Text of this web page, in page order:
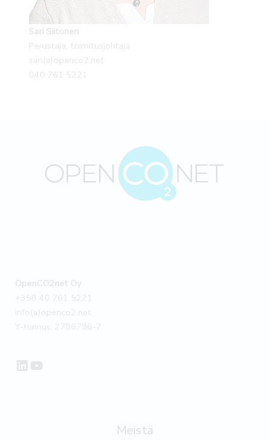
Sari Siitonen
Perustaja, toimitusjohtaja
sari(a)openco2.net
040 761 5221
OpenCO2net Oy
+358 40 761 5221
info(a)openco2.net
Y-tunnus: 2796796-7
LinkedIn
YouTube
Meistä